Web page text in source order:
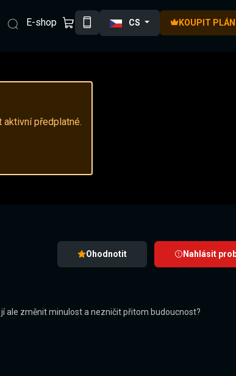
E-shop CS KOUPIT PLÁN
předplatné.
Ohodnotit Nahlásit
ale změnit minulost a nezničit přitom budoucnost?